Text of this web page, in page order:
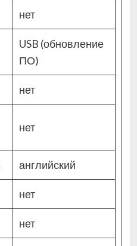
нет
USB (обновление
ПО)
нет
нет
английский
нет
нет